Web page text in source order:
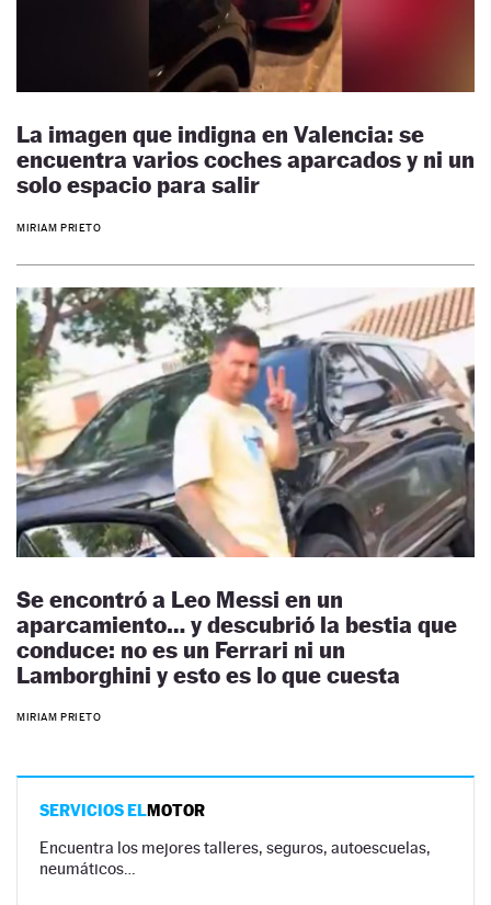
La imagen que indigna en Valencia: se
encuentra varios coches aparcados y ni un
solo espacio para salir
MIRIAM PRIETO
Se encontró a Leo Messi en un
aparcamiento… y descubrió la bestia que
conduce: no es un Ferrari ni un
Lamborghini y esto es lo que cuesta
MIRIAM PRIETO
SERVICIOS ELMOTOR
Encuentra los mejores talleres, seguros, autoescuelas,
neumáticos…